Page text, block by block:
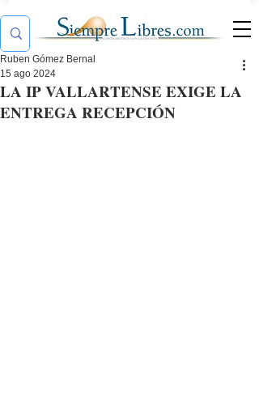
LA IP VALLARTENSE EXIGE LA
ENTREGA RECEPCIÓN
Ruben Gómez Bernal
15 ago 2024